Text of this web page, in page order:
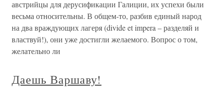
австрийцы для дерусификации Галиции, их успехи были
весьма относительны. В общем-то, разбив единый народ
на два враждующих лагеря (divide et impera – разделяй и
властвуй!), они уже достигли желаемого. Вопрос о том,
желательно ли
Даешь Варшаву!